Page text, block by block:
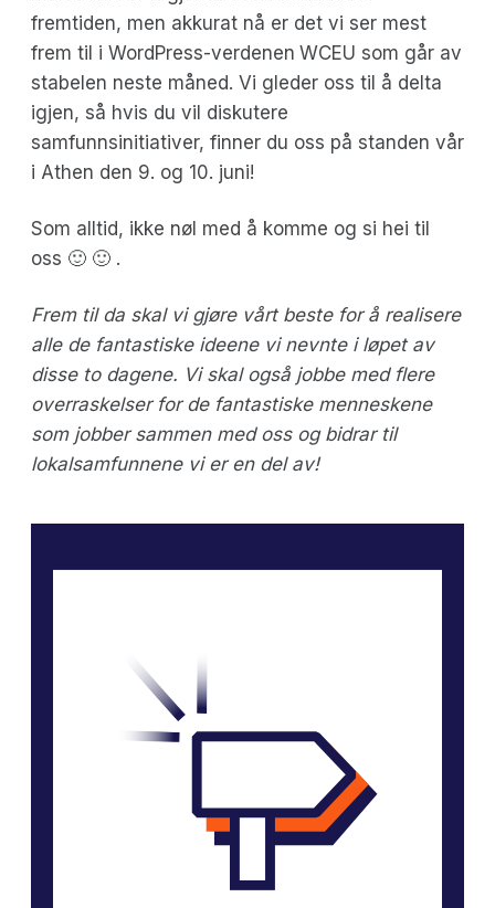
fremtiden, men akkurat nå er det vi ser mest
frem til i WordPress-verdenen WCEU som går av
stabelen neste måned. Vi gleder oss til å delta
igjen, så hvis du vil diskutere
samfunnsinitiativer, finner du oss på standen vår
i Athen den 9. og 10. juni!
Som alltid, ikke nøl med å komme og si hei til
oss 🙂 🙂 .
Frem til da skal vi gjøre vårt beste for å realisere
alle de fantastiske ideene vi nevnte i løpet av
disse to dagene. Vi skal også jobbe med flere
overraskelser for de fantastiske menneskene
som jobber sammen med oss og bidrar til
lokalsamfunnene vi er en del av!